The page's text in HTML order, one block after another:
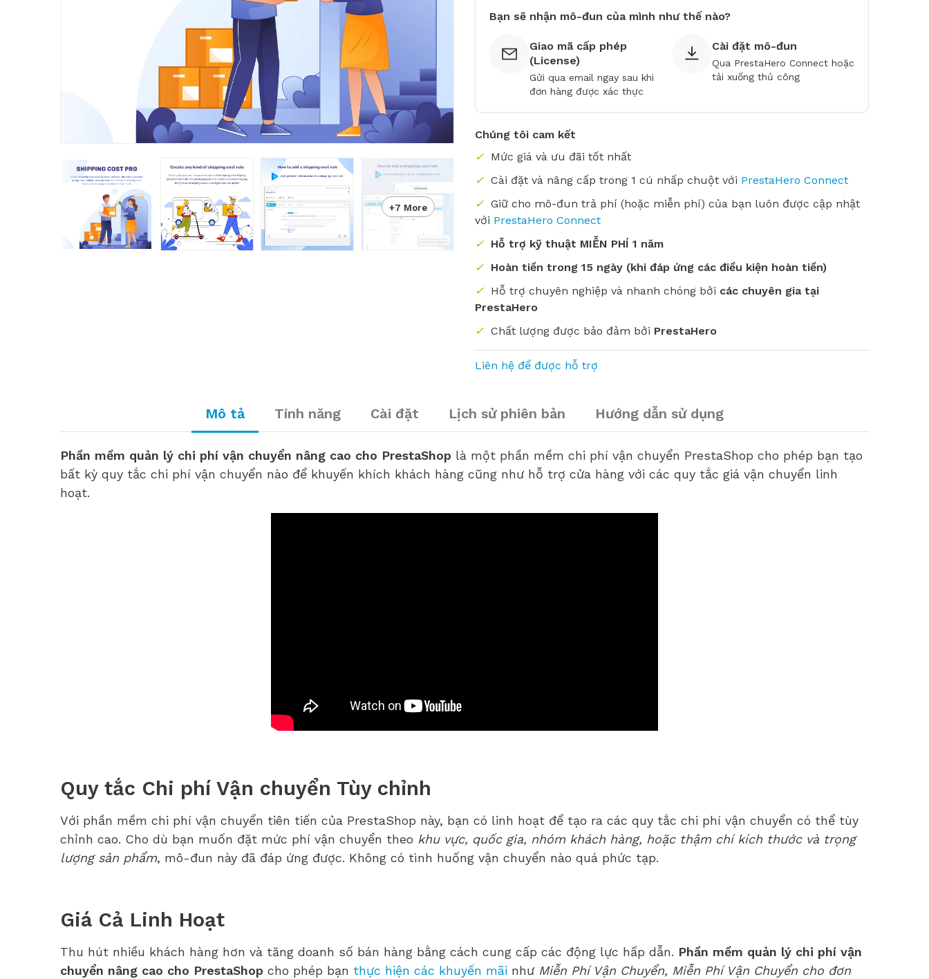
+7 More
Bạn sẽ nhận mô-đun của mình như thế nào?
Giao mã cấp phép
(License)
Gửi qua email ngay sau khi
đơn hàng được xác thực
Cài đặt mô-đun
Qua PrestaHero Connect hoặc
tải xuống thủ công
Chúng tôi cam kết
✓ Mức giá và ưu đãi tốt nhất
✓ Cài đặt và nâng cấp trong 1 cú nhấp chuột với PrestaHero Connect
✓ Giữ cho mô-đun trả phí (hoặc miễn phí) của bạn luôn được cập nhật
với PrestaHero Connect
✓ Hỗ trợ kỹ thuật MIỄN PHÍ 1 năm
✓ Hoàn tiền trong 15 ngày (khi đáp ứng các điều kiện hoàn tiền)
✓ Hỗ trợ chuyên nghiệp và nhanh chóng bởi các chuyên gia tại
PrestaHero
✓ Chất lượng được bảo đảm bởi PrestaHero
Liên hệ để được hỗ trợ
Mô tả Tính năng Cài đặt Lịch sử phiên bản Hướng dẫn sử dụng
Phần mềm quản lý chi phí vận chuyển nâng cao cho PrestaShop là một phần mềm chi phí vận chuyển PrestaShop cho phép bạn tạo
bất kỳ quy tắc chi phí vận chuyển nào để khuyến khích khách hàng cũng như hỗ trợ cửa hàng với các quy tắc giá vận chuyển linh
hoạt.
Quy tắc Chi phí Vận chuyển Tùy chỉnh
Với phần mềm chi phí vận chuyển tiên tiến của PrestaShop này, bạn có linh hoạt để tạo ra các quy tắc chi phí vận chuyển có thể tùy
chỉnh cao. Cho dù bạn muốn đặt mức phí vận chuyển theo khu vực, quốc gia, nhóm khách hàng, hoặc thậm chí kích thước và trọng
lượng sản phẩm, mô-đun này đã đáp ứng được. Không có tình huống vận chuyển nào quá phức tạp.
Giá Cả Linh Hoạt
Thu hút nhiều khách hàng hơn và tăng doanh số bán hàng bằng cách cung cấp các động lực hấp dẫn. Phần mềm quản lý chi phí vận
chuyển nâng cao cho PrestaShop cho phép bạn thực hiện các khuyến mãi như Miễn Phí Vận Chuyển, Miễn Phí Vận Chuyển cho đơn